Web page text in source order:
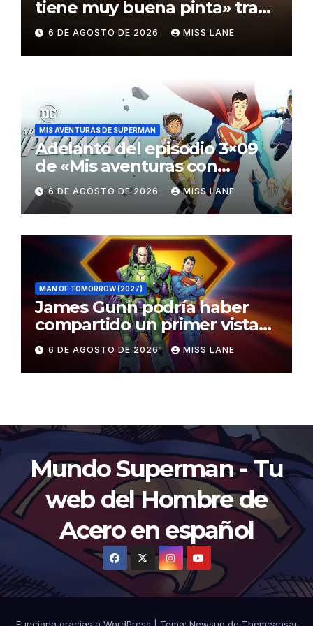
tiene muy buena pinta» tras
el fracaso de «Supergirl»
6 DE AGOSTO DE 2026 MISS LANE
MIS AVENTURAS DE SUPERMAN
Adelanto del episodio 3×09
de «Mis aventuras con
Superman»
6 DE AGOSTO DE 2026 MISS LANE
MAN OF TOMORROW (2027)
James Gunn podría haber
compartido un primer vistazo
al traje de Brainiac
6 DE AGOSTO DE 2026 MISS LANE
Mundo Superman - Tu
web del Hombre de
Acero en español
Funciona gracias a WordPress Tema: Newsup de Themeansar